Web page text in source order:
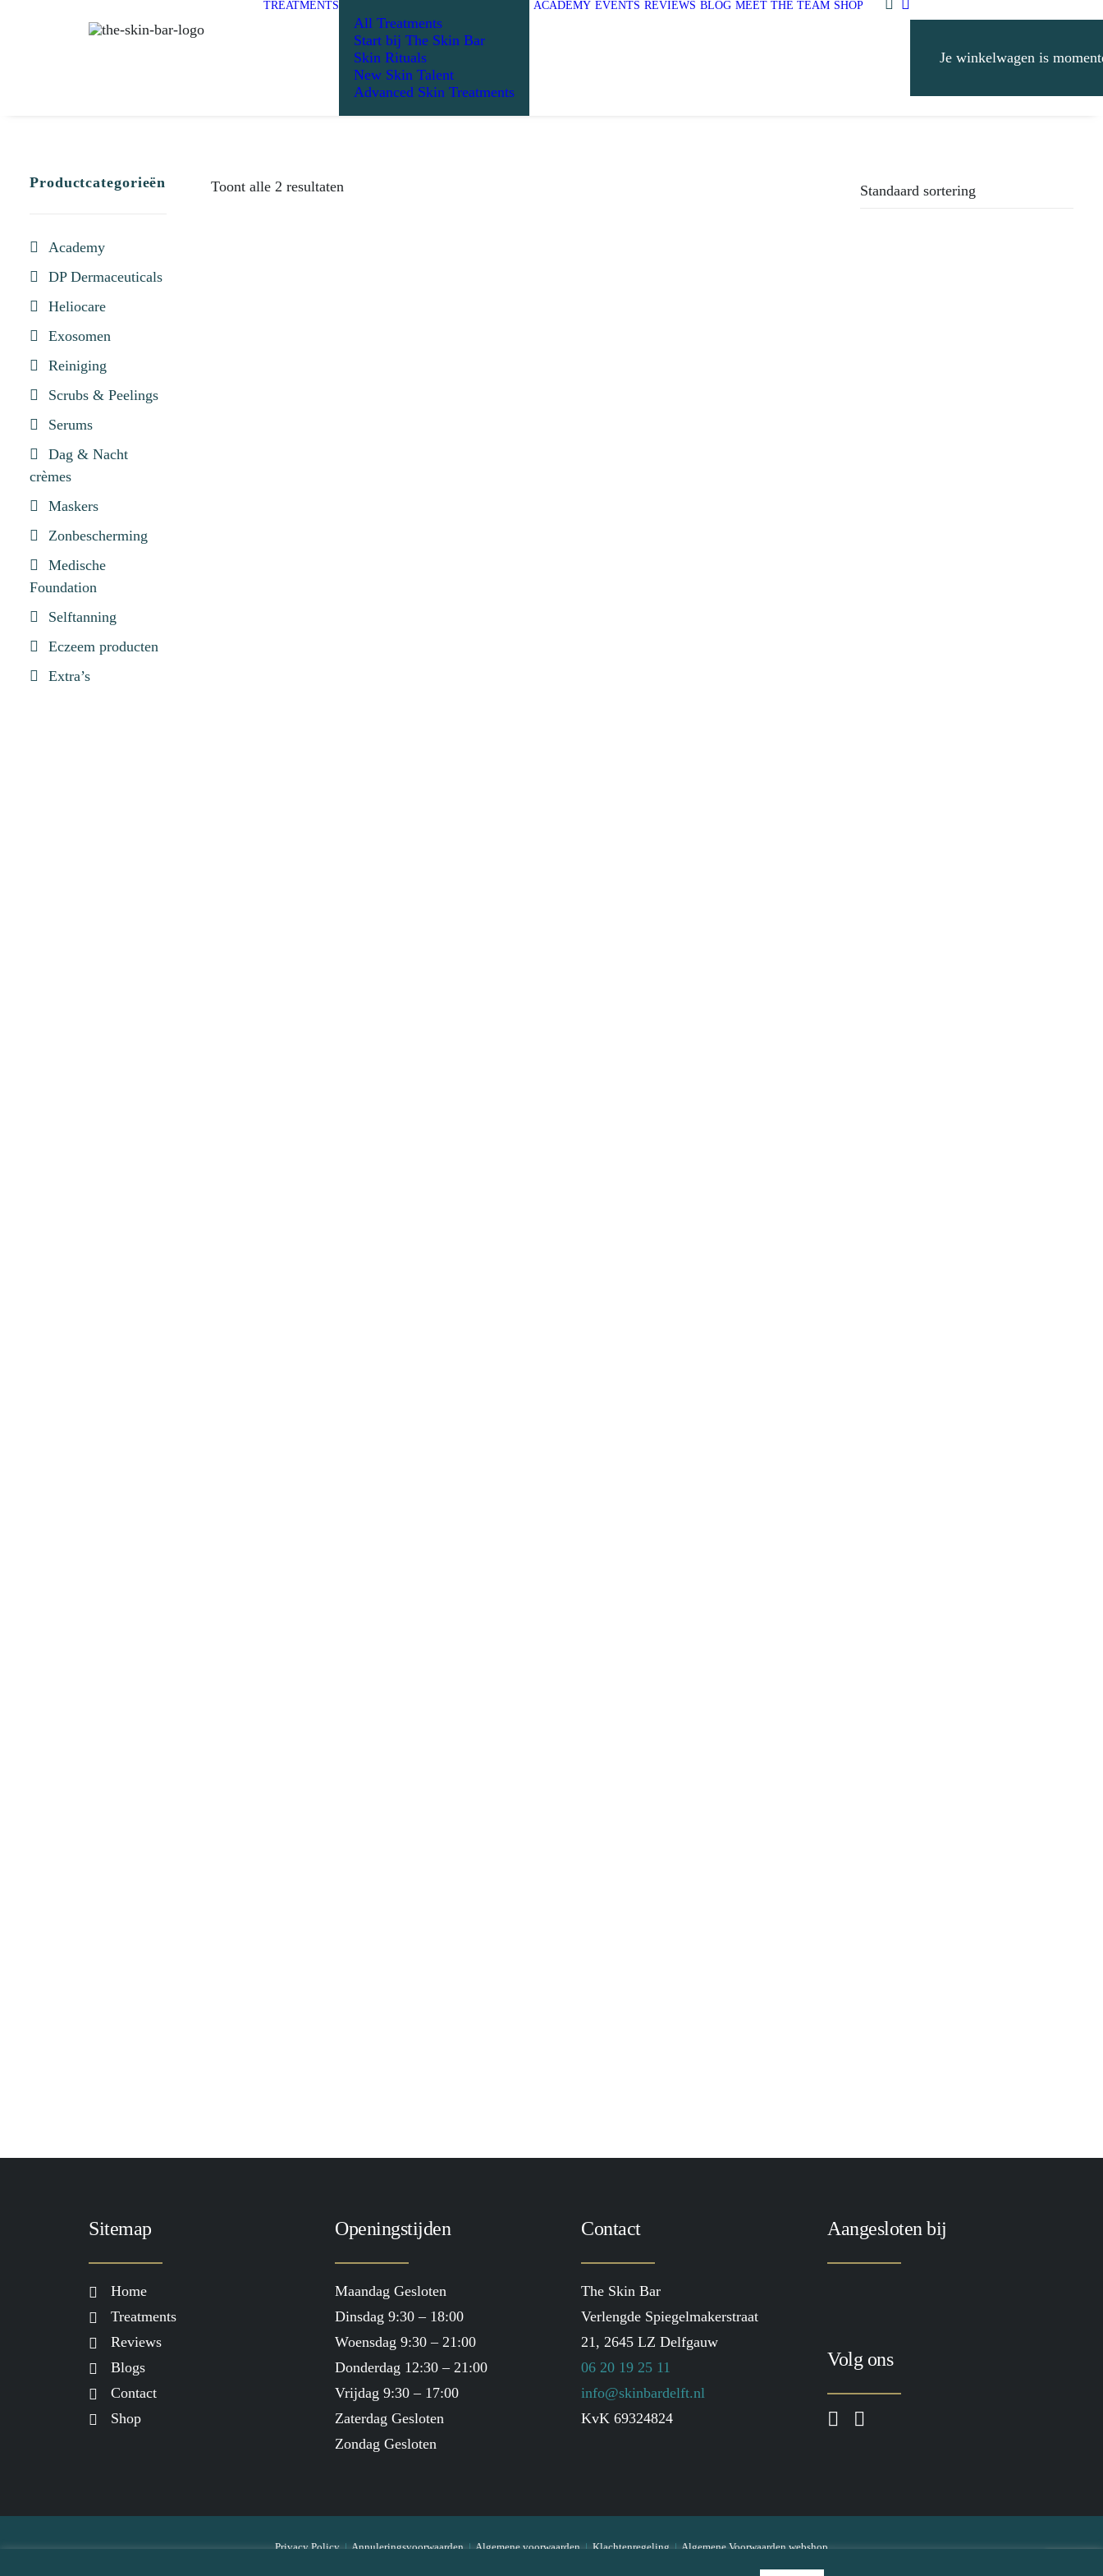
TREATMENTS
All Treatments
Start bij The Skin Bar
Skin Rituals
New Skin Talent
Advanced Skin Treatments
ACADEMY EVENTS REVIEWS BLOG MEET THE TEAM SHOP
Je winkelwagen is
Productcategorieën
Academy
DP Dermaceuticals
Heliocare
Exosomen
Reiniging
Scrubs & Peelings
Serums
Dag & Nacht
crèmes
Maskers
Zonbescherming
Medische
Foundation
Selftanning
Eczeem producten
Extra’s
Toont alle 2 resultaten
Sitemap
Home
Treatments
Reviews
Blogs
Contact
Shop
Openingstijden
Maandag Gesloten
Dinsdag 9:30 – 18:00
Woensdag 9:30 – 21:00
Donderdag 12:30 – 21:00
Vrijdag 9:30 – 17:00
Zaterdag Gesloten
Zondag Gesloten
Contact
The Skin Bar
Verlengde Spiegelmakerstraat
21, 2645 LZ Delfgauw
06 20 19 25 11
info@skinbardelft.nl
KvK 69324824
Aangesloten bij
Volg ons
Privacy Policy | Annuleringsvoorwaarden | Algemene voorwaarden | Klachtenregeling | Algemene Voorwaarden webshop